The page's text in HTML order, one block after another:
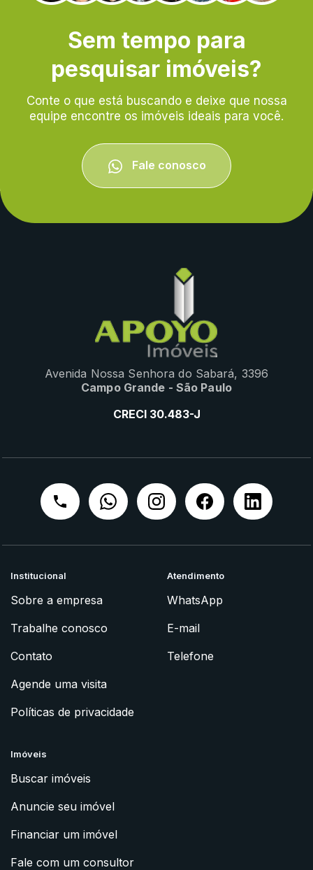
Sem tempo para
pesquisar imóveis?
Conte o que está buscando e deixe que nossa
equipe encontre os imóveis ideais para você.
Fale conosco
Avenida Nossa Senhora do Sabará, 3396
Campo Grande - São Paulo
CRECI 30.483-J
Institucional
Sobre a empresa
Trabalhe conosco
Contato
Agende uma visita
Políticas de privacidade
Atendimento
WhatsApp
E-mail
Telefone
Imóveis
Buscar imóveis
Anuncie seu imóvel
Financiar um imóvel
Fale com um consultor